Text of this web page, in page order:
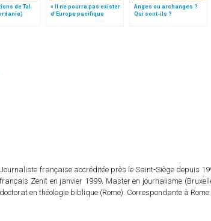
de Tal
« Il ne pourra pas exister
d’Europe pacifique
Anges ou archanges ?
Qui sont-ils ?
Journaliste française accréditée près le Saint-Siège depuis
français Zenit en janvier 1999. Master en journalisme
doctorat en théologie biblique (Rome). Correspondante à